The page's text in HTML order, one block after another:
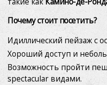
Почему стоит посетить?
Идиллический пейзаж с
Хороший доступ и
Возможность пройти
spectacular видами.
Маркетинг и реклама
Эти файлы cookie
информации о
пользователя путем
привычками просмотра.
узнать привычки
рекламу, связанную с
пользователя.